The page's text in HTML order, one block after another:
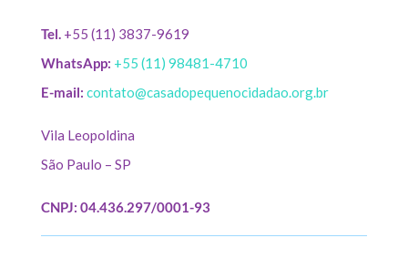
Tel.+55 (11) 3837-9619
WhatsApp: +55 (11) 98481-4710
E-mail: contato@casadopequenocidadao.org.br
Vila Leopoldina
São Paulo – SP
CNPJ: 04.436.297/0001-93